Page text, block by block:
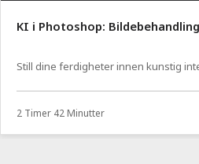
KI i Photoshop:
Still dine ferdigheter innen kunstig
2 Timer 42 Minutter